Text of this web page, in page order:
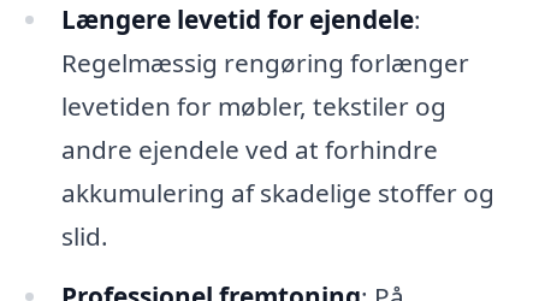
Længere levetid for ejendele:
Regelmæssig rengøring forlænger
levetiden for møbler, tekstiler og
andre ejendele ved at forhindre
akkumulering af skadelige stoffer og
slid.